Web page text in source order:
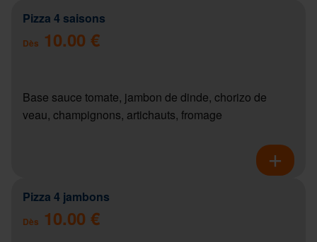
Pizza 4 saisons
Dès 10.00 €
Base sauce tomate, jambon de dinde, chorizo de
veau, champignons, artichauts, fromage
Pizza 4 jambons
Dès 10.00 €